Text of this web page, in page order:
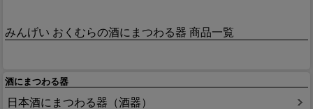
みんげい おくむらの酒にまつわる器 商品一覧
酒にまつわる器
日本酒にまつわる器（酒器）